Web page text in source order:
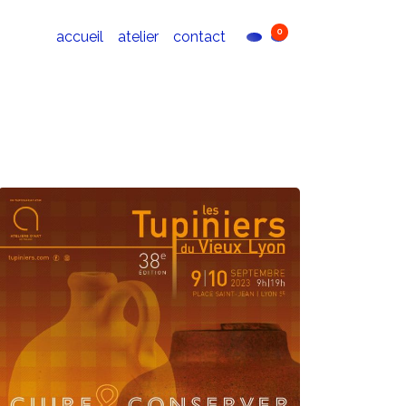
accueil atelier contact 0